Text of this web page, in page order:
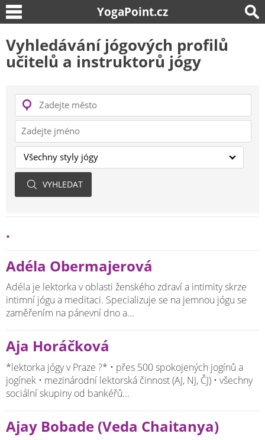
YogaPoint.cz
Vyhledávání jógových profilů
učitelů a instruktorů jógy
.
Adéla Obermajerová
Adéla je lektorka v oblasti ženského zdraví a intimity skrze
intimní jógu a meditaci. Specializuje se na jemnou jógu se
zaměřením na pánevní dno a...
Aja Horáčková
*lektorka jógy v Praze ?* • přes 500 spokojených jogínů a
jogínek • mezinárodní lektorská činnost (AJ, NJ, ČJ) • všechny
sociální skupiny od bankéřů...
Ajay Bobade (Veda Chaitanya)